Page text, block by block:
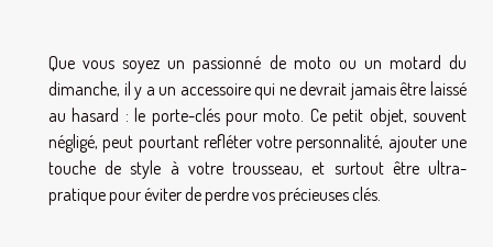
Que vous soyez un passionné de moto ou un motard du
dimanche, il y a un accessoire qui ne devrait jamais être laissé
au hasard : le porte-clés pour moto. Ce petit objet, souvent
négligé, peut pourtant refléter votre personnalité, ajouter une
touche de style à votre trousseau, et surtout être ultra-
pratique pour éviter de perdre vos précieuses clés.